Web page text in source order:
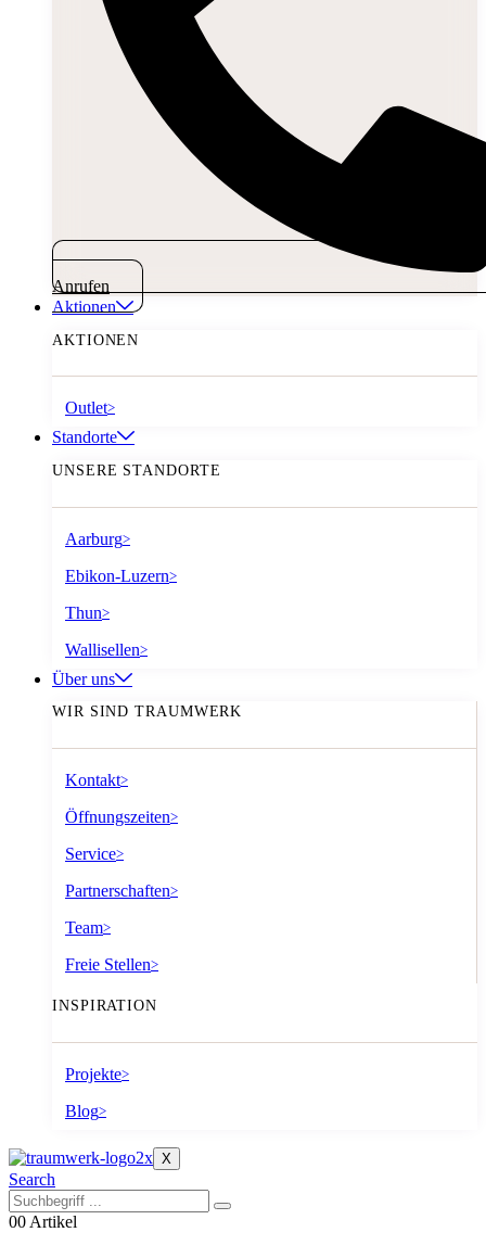
Anrufen
Aktionen
AKTIONEN
Outlet>
Standorte
UNSERE STANDORTE
Aarburg>
Ebikon-Luzern>
Thun>
Wallisellen>
Über uns
WIR SIND TRAUMWERK
Kontakt>
Öffnungszeiten>
Service>
Partnerschaften>
Team>
Freie Stellen>
INSPIRATION
Projekte>
Blog>
X
Search
00 Artikel